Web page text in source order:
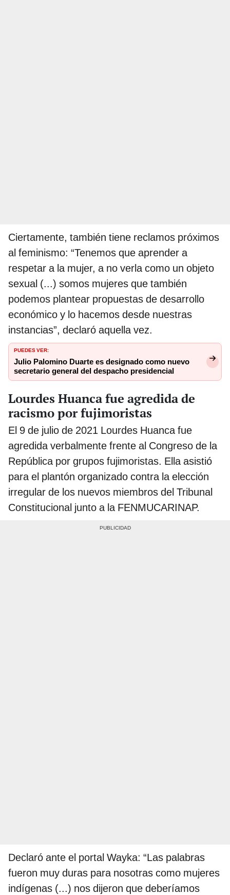
Ciertamente, también tiene reclamos próximos
al feminismo: “Tenemos que aprender a
respetar a la mujer, a no verla como un objeto
sexual (...) somos mujeres que también
podemos plantear propuestas de desarrollo
económico y lo hacemos desde nuestras
instancias”, declaró aquella vez.
PUEDES VER:
Julio Palomino Duarte es designado como nuevo
secretario general del despacho presidencial
Lourdes Huanca fue agredida de
racismo por fujimoristas
El 9 de julio de 2021 Lourdes Huanca fue
agredida verbalmente frente al Congreso de la
República por grupos fujimoristas. Ella asistió
para el plantón organizado contra la elección
irregular de los nuevos miembros del Tribunal
Constitucional junto a la FENMUCARINAP.
Declaró ante el portal Wayka: “Las palabras
fueron muy duras para nosotras como mujeres
indígenas (...) nos dijeron que deberíamos